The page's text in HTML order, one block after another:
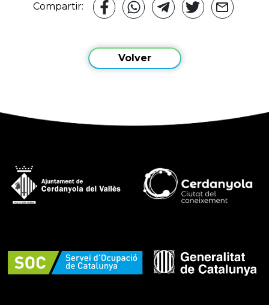
Compartir:
Volver